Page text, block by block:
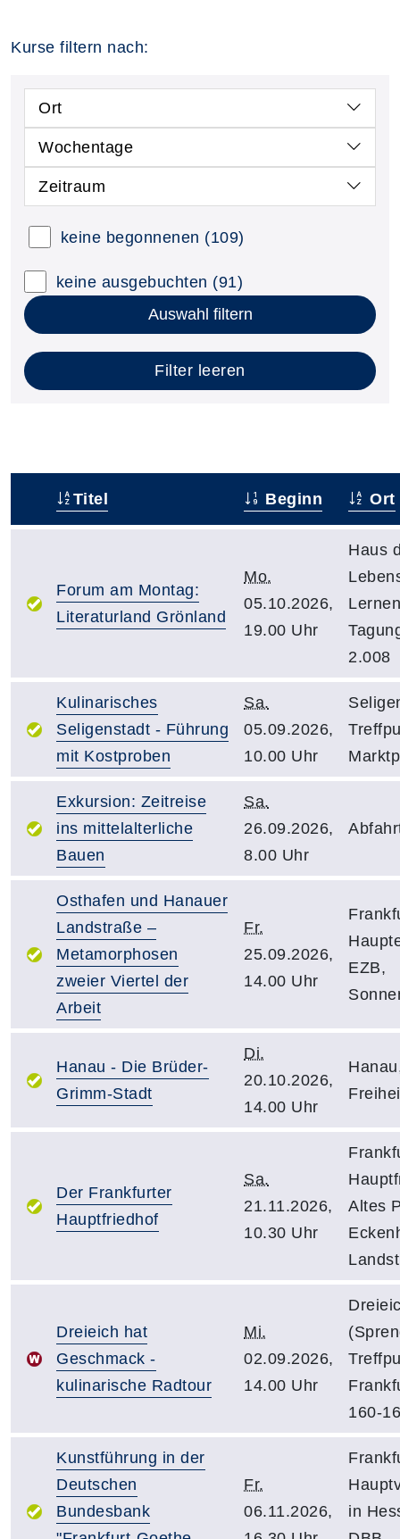
Kurse filtern nach:
Ort
Wochentage
Zeitraum
keine begonnenen (109)
keine ausgebuchten (91)
Auswahl filtern
Filter leeren
Titel Beginn Ort
Forum am Montag:
Literaturland Grönland
Mo.
05.10.2026,
19.00 Uhr
Haus
2.008
Kulinarisches
Seligenstadt - Führung
mit Kostproben
Sa.
05.09.2026,
10.00 Uhr
Exkursion: Zeitreise
ins mittelalterliche
Bauen
Sa.
26.09.2026,
8.00 Uhr
Osthafen und Hanauer
Landstraße –
Metamorphosen
zweier Viertel der
Arbeit
Fr.
25.09.2026,
14.00 Uhr
EZB,
Hanau - Die Brüder-
Grimm-Stadt
Di.
20.10.2026,
14.00 Uhr
Der Frankfurter
Hauptfriedhof
Sa.
21.11.2026,
10.30 Uhr
Altes
Dreieich hat
Geschmack -
kulinarische Radtour
Mi.
02.09.2026,
14.00 Uhr
160-
Kunstführung in der
Deutschen
Bundesbank
Fr.
06.11.2026,
in